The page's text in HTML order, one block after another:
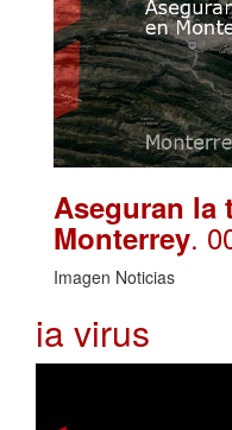
Aseguran la
Monterrey.
Imagen Noticias
ia virus